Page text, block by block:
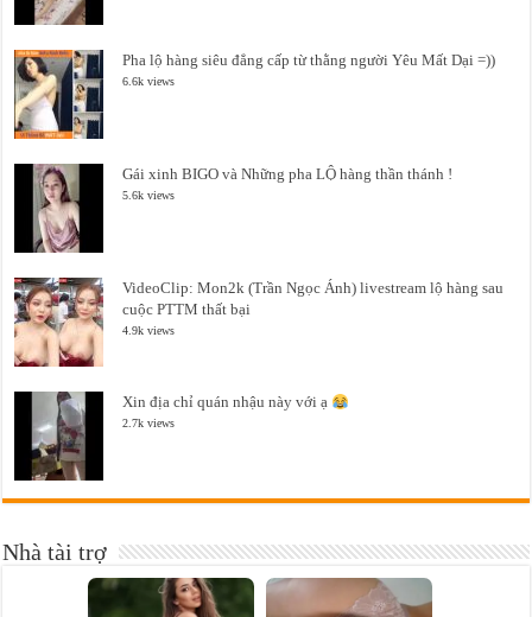
Pha lộ hàng siêu đẳng cấp từ thằng người Yêu Mất Dại =))
6.6k views
Gái xinh BIGO và Những pha LỘ hàng thần thánh !
5.6k views
VideoClip: Mon2k (Trần Ngọc Ánh) livestream lộ hàng sau
cuộc PTTM thất bại
4.9k views
Xin địa chỉ quán nhậu này với ạ
2.7k views
Nhà tài trợ